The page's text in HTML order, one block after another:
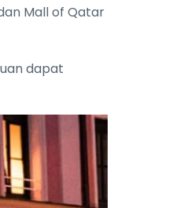
Mall of Qatar
dapat